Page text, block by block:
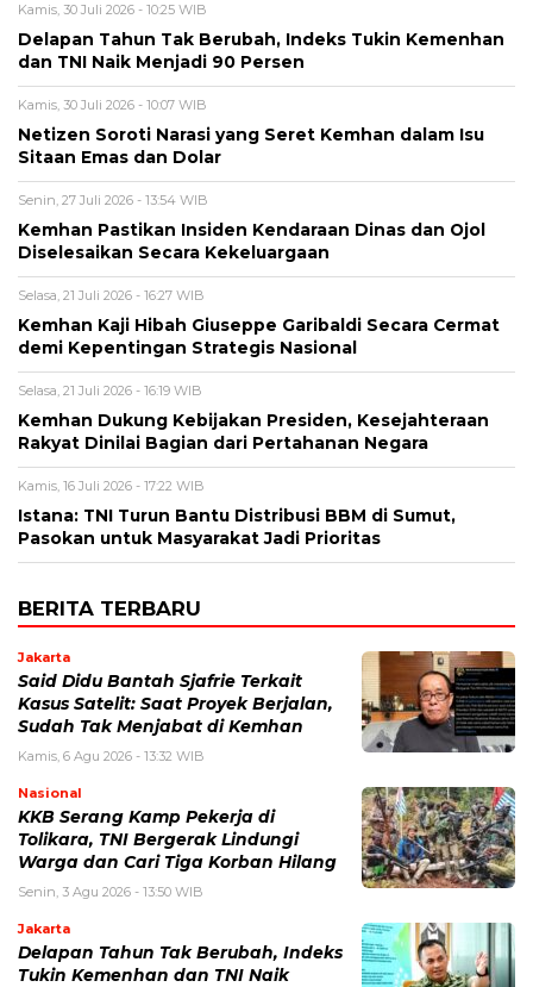
Kamis, 30 Juli 2026 - 10:25 WIB
Delapan Tahun Tak Berubah, Indeks Tukin Kemenhan
dan TNI Naik Menjadi 90 Persen
Kamis, 30 Juli 2026 - 10:07 WIB
Netizen Soroti Narasi yang Seret Kemhan dalam Isu
Sitaan Emas dan Dolar
Senin, 27 Juli 2026 - 13:54 WIB
Kemhan Pastikan Insiden Kendaraan Dinas dan Ojol
Diselesaikan Secara Kekeluargaan
Selasa, 21 Juli 2026 - 16:27 WIB
Kemhan Kaji Hibah Giuseppe Garibaldi Secara Cermat
demi Kepentingan Strategis Nasional
Selasa, 21 Juli 2026 - 16:19 WIB
Kemhan Dukung Kebijakan Presiden, Kesejahteraan
Rakyat Dinilai Bagian dari Pertahanan Negara
Kamis, 16 Juli 2026 - 17:22 WIB
Istana: TNI Turun Bantu Distribusi BBM di Sumut,
Pasokan untuk Masyarakat Jadi Prioritas
BERITA TERBARU
Jakarta
Said Didu Bantah Sjafrie Terkait
Kasus Satelit: Saat Proyek Berjalan,
Sudah Tak Menjabat di Kemhan
Kamis, 6 Agu 2026 - 13:32 WIB
Nasional
KKB Serang Kamp Pekerja di
Tolikara, TNI Bergerak Lindungi
Warga dan Cari Tiga Korban Hilang
Senin, 3 Agu 2026 - 13:50 WIB
Jakarta
Delapan Tahun Tak Berubah, Indeks
Tukin Kemenhan dan TNI Naik